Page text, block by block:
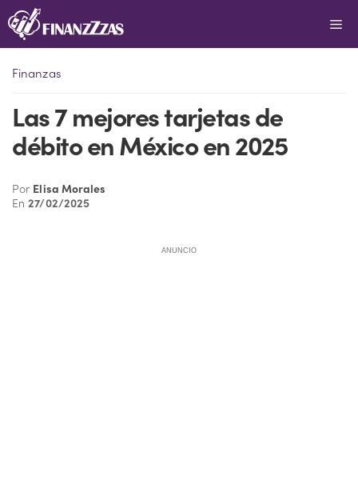
Saltar
al
Finanzas
Las 7 mejores tarjetas de
débito en México en 2025
Por Elisa Morales
En27/02/2025
ANUNCIO